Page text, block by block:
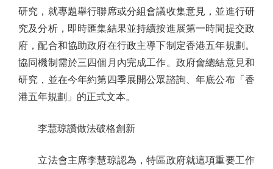
研究，就專題舉行聯席或分組會議收集意見，並進行研
究及分析，即時匯集結果並持續按進展第一時間提交政
府，配合和協助政府在行政主導下制定香港五年規劃。
協同機制需於三四個月內完成工作。政府會總結意見和
研究，並在今年約第四季展開公眾諮詢、年底公布「香
港五年規劃」的正式文本。
李慧琼讚做法破格創新
立法會主席李慧琼認為，特區政府就這項重要工作